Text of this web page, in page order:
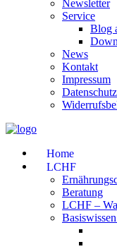
Newsletter
Service
Blog
News
Kontakt
Impressum
Home
LCHF
Beratung
LCHF –